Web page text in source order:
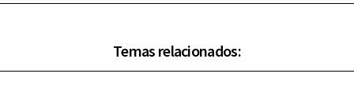
Temas relacionados: